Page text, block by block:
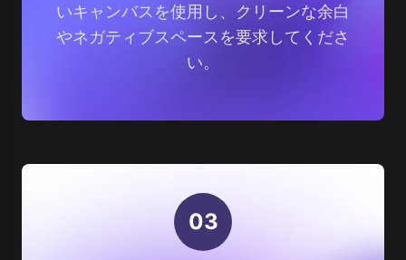
いキャンバスを使用し、クリーンな余白
やネガティブスペースを要求してくださ
い。
03